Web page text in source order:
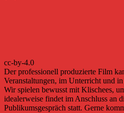
cc-by-4.0
Der professionell produzierte Film
Veranstaltungen, im Unterricht und
Wir spielen bewusst mit Klischees,
idealerweise findet im Anschluss an
Publikumsgespräch statt. Gerne